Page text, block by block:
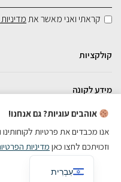
קראתי ואני מאשר את
קולקציות
מידע לקונה
כל
אוהבים עוגיות? גם אנחנו!
אנו מכבדים את פרטיות לקוחותינו
וזכויתכם לחצו כאן מדיניות
עִבְרִית
English